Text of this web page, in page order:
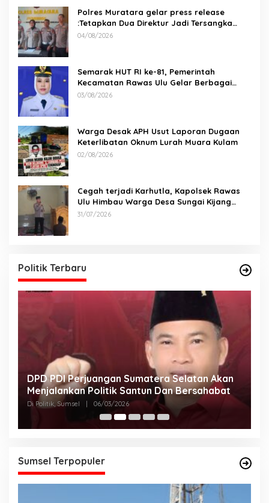
Polres Muratara gelar press release
:Tetapkan Dua Direktur Jadi Tersangka
Kecelakaan Maut antara Bus ALS dan
04/08/2026
Semarak HUT RI ke-81, Pemerintah
Kecamatan Rawas Ulu Gelar Berbagai
Lomba
03/08/2026
Warga Desak APH Usut Laporan Dugaan
Keterlibatan Oknum Lurah Muara Kulam
02/08/2026
Cegah terjadi Karhutla, Kapolsek Rawas
Ulu Himbau Warga Desa Sungai Kijang
Sesuai Maklumat Kapolda Sumsel
31/07/2026
Politik Terbaru
DPD PDI Perjuangan Sumatera Selatan Akan
Menjalankan Politik Santun Dan Bersahabat
Di Politik, Sumsel 06/03/2026
Sumsel Terpopuler